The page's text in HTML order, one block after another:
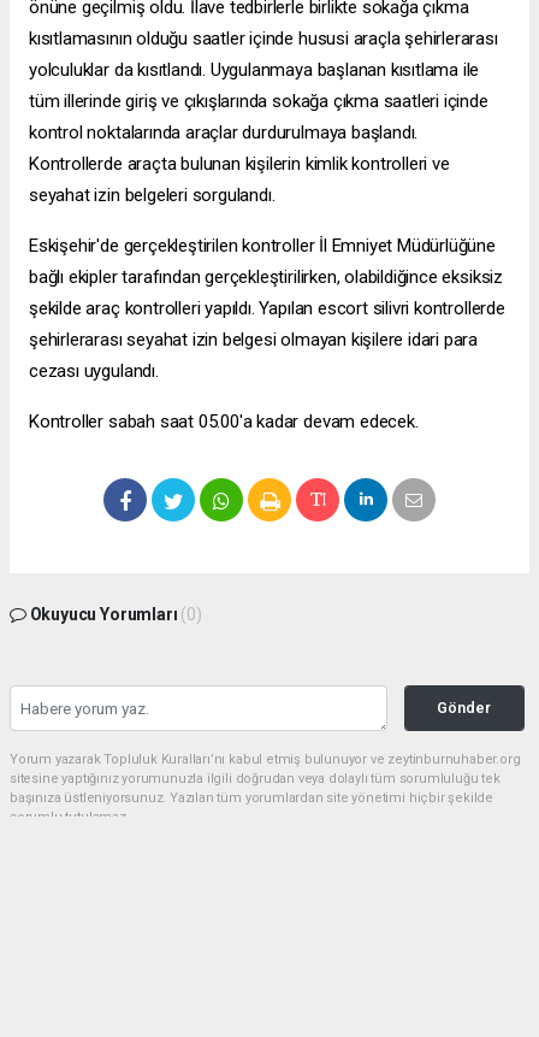
önüne geçilmiş oldu. İlave tedbirlerle birlikte sokağa çıkma
kısıtlamasının olduğu saatler içinde hususi araçla şehirlerarası
yolculuklar da kısıtlandı. Uygulanmaya başlanan kısıtlama ile
tüm illerinde giriş ve çıkışlarında sokağa çıkma saatleri içinde
kontrol noktalarında araçlar durdurulmaya başlandı.
Kontrollerde araçta bulunan kişilerin kimlik kontrolleri ve
seyahat izin belgeleri sorgulandı.
Eskişehir'de gerçekleştirilen kontroller İl Emniyet Müdürlüğüne
bağlı ekipler tarafından gerçekleştirilirken, olabildiğince eksiksiz
şekilde araç kontrolleri yapıldı. Yapılan escort silivri kontrollerde
şehirlerarası seyahat izin belgesi olmayan kişilere idari para
cezası uygulandı.
Kontroller sabah saat 05.00'a kadar devam edecek.
Okuyucu Yorumları (0)
Gönder
Yorum yazarak Topluluk Kuralları’nı kabul etmiş bulunuyor ve zeytinburnuhaber.org
sitesine yaptığınız yorumunuzla ilgili doğrudan veya dolaylı tüm sorumluluğu tek
başınıza üstleniyorsunuz. Yazılan tüm yorumlardan site yönetimi hiçbir şekilde
sorumlu tutulamaz.